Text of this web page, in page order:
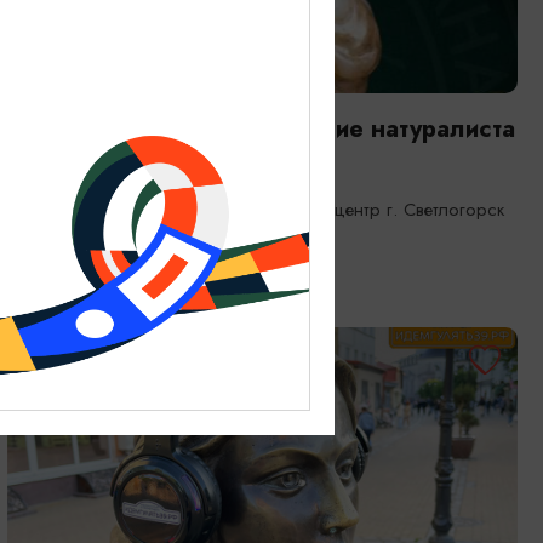
Янтарная каюта. Путешествие натуралиста
25.12.2025 - 31.12.2026
Светлогорск, Морской выставочный центр г. Светлогорск
ОТ 1200₽